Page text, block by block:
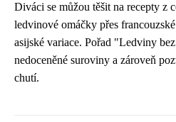
Diváci se můžou těšit na recepty z
ledvinové omáčky přes
asijské variace. Pořad "Ledviny
nedoceněné suroviny a zároveň
chutí.